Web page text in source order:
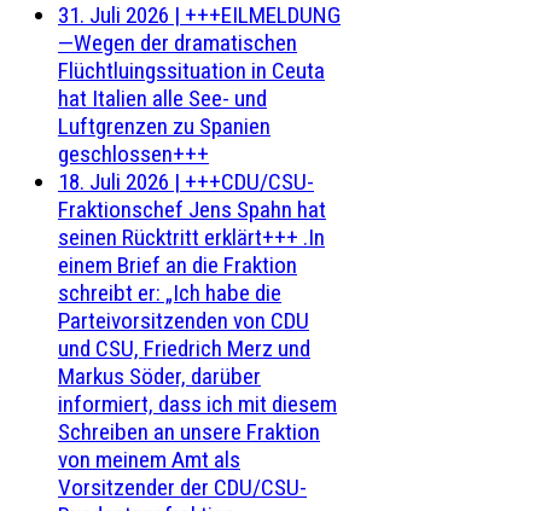
31. Juli 2026 | +++EILMELDUNG
—Wegen der dramatischen
Flüchtluingssituation in Ceuta
hat Italien alle See- und
Luftgrenzen zu Spanien
geschlossen+++
18. Juli 2026 | +++CDU/CSU-
Fraktionschef Jens Spahn hat
seinen Rücktritt erklärt+++ .In
einem Brief an die Fraktion
schreibt er: „Ich habe die
Parteivorsitzenden von CDU
und CSU, Friedrich Merz und
Markus Söder, darüber
informiert, dass ich mit diesem
Schreiben an unsere Fraktion
von meinem Amt als
Vorsitzender der CDU/CSU-